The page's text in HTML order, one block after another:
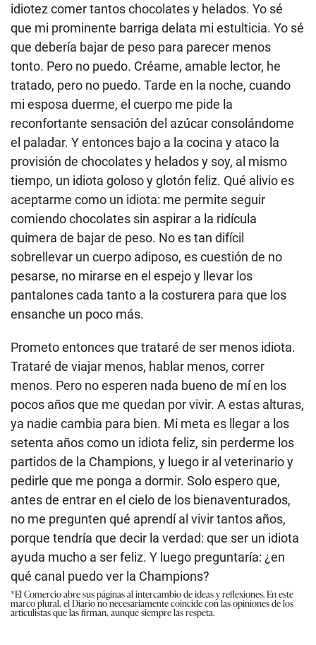
idiotez comer tantos chocolates y helados. Yo sé
que mi prominente barriga delata mi estulticia. Yo sé
que debería bajar de peso para parecer menos
tonto. Pero no puedo. Créame, amable lector, he
tratado, pero no puedo. Tarde en la noche, cuando
mi esposa duerme, el cuerpo me pide la
reconfortante sensación del azúcar consolándome
el paladar. Y entonces bajo a la cocina y ataco la
provisión de chocolates y helados y soy, al mismo
tiempo, un idiota goloso y glotón feliz. Qué alivio es
aceptarme como un idiota: me permite seguir
comiendo chocolates sin aspirar a la ridícula
quimera de bajar de peso. No es tan difícil
sobrellevar un cuerpo adiposo, es cuestión de no
pesarse, no mirarse en el espejo y llevar los
pantalones cada tanto a la costurera para que los
ensanche un poco más.
Prometo entonces que trataré de ser menos idiota.
Trataré de viajar menos, hablar menos, correr
menos. Pero no esperen nada bueno de mí en los
pocos años que me quedan por vivir. A estas alturas,
ya nadie cambia para bien. Mi meta es llegar a los
setenta años como un idiota feliz, sin perderme los
partidos de la Champions, y luego ir al veterinario y
pedirle que me ponga a dormir. Solo espero que,
antes de entrar en el cielo de los bienaventurados,
no me pregunten qué aprendí al vivir tantos años,
porque tendría que decir la verdad: que ser un idiota
ayuda mucho a ser feliz. Y luego preguntaría: ¿en
qué canal puedo ver la Champions?
*El Comercio abre sus páginas al intercambio de ideas y reflexiones. En este
marco plural, el Diario no necesariamente coincide con las opiniones de los
articulistas que las firman, aunque siempre las respeta.